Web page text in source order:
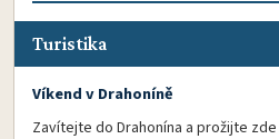
Turistika
Víkend v Drahoníně
Zavítejte do Drahonína a prožijte